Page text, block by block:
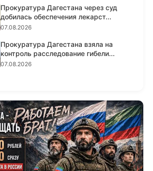
Прокуратура Дагестана через суд
добилась обеспечения лекарст...
07.08.2026
Прокуратура Дагестана взяла на
контроль расследование гибели...
07.08.2026